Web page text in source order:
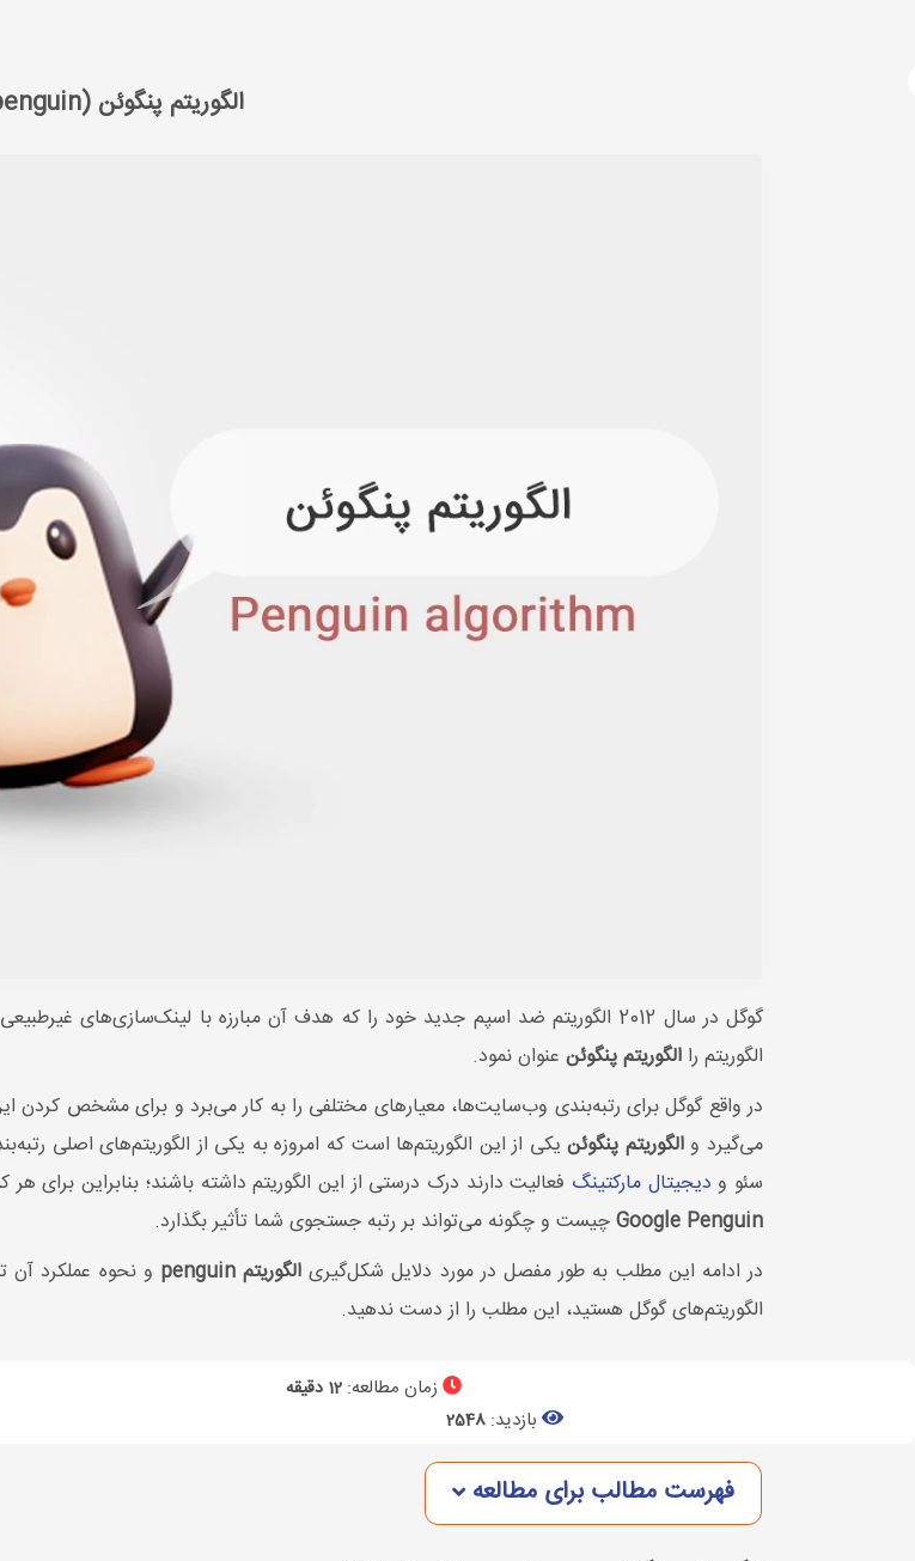
الگوریتم پنگوئن (penguin)
گوگل در سال 2012 الگوریتم ضد اسپم جدید خود را که هدف آن مبارزه با
الگوریتم را الگوریتم پنگوئن عنوان نمود.
در واقع گوگل برای رتبه‌بندی وب‌سایت‌ها، معیارهای مختلفی را به کار می‌برد و برای مشخص کردن
می‌گیرد والگوریتم پنگوئنیکی از این الگوریتم‌ها است که امروزه به یکی از الگوریتم‌های اصلی
سئو و دیجیتال مارکتینگ فعالیت دارند درک درستی از این الگوریتم داشته باشند؛ بنابراین
Google Penguinچیست و چگونه می‌تو‌اند بر رتبه جستجوی شما تأثیر بگذارد.
در ادامه این مطلب به طور مفصل در مورد دلایل شکل‌گیری الگوریتم penguin
و نحوه عملکرد آن
الگوریتم‌های گوگل هستید، این مطلب را از دست ندهید.
زمان مطالعه:12 دقیقه
بازدید:2548
فهرست مطالب برای مطالعه